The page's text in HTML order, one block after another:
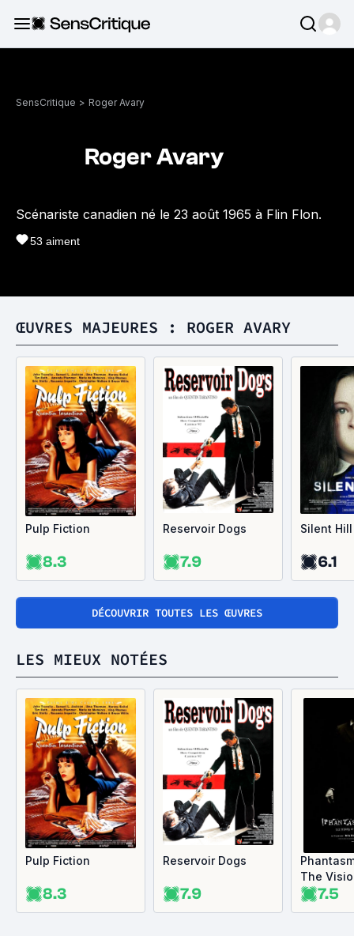
SensCritique > Roger Avary
Roger Avary
Scénariste canadien né le 23 août 1965 à Flin Flon.
53 aiment
ŒUVRES MAJEURES : ROGER AVARY
Pulp Fiction
8.3
Reservoir Dogs
7.9
Silent Hill
6.1
DÉCOUVRIR TOUTES LES ŒUVRES
LES MIEUX NOTÉES
Pulp Fiction
8.3
Reservoir Dogs
7.9
The
Lewis
7.5